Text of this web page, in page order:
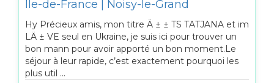
Île-de-France | Noisy-le-Grand
Hy Précieux amis, mon titre Ä ± ± TS TATJANA et im
LÄ ± VE seul en Ukraine, je suis ici pour trouver un
bon mann pour avoir apporté un bon moment.Le
séjour à leur rapide, c’est exactement pourquoi les
plus util ...